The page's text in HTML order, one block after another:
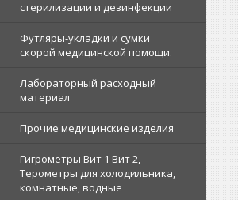
стерилизации и дезинфекции
Футляры-укладки и сумки
скорой медицинской помощи.
Лабораторный расходный
материал
Прочие медицинские изделия
Гигрометры Вит 1 Вит 2,
Терометры для холодильника,
комнатные, водные